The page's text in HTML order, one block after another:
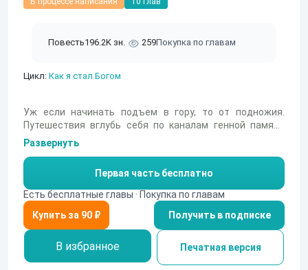
Повесть196.2K зн. 259Покупка по главам
Цикл: Как я стал Богом
Уж если начинать подъем в гору, то от подножия.
Путешествия вглубь себя по каналам генной памяти
открывают удивительные способности.
Развернуть
Первая часть бесплатно
Есть бесплатные главы · Покупка по главам
Получить в подписке
В избранное Печатная версия